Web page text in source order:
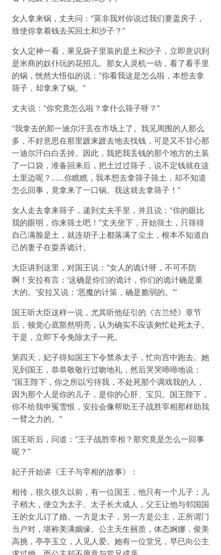
女人拿来锅，丈夫问：“莫非我对你说过我们要盖房子，
致使你拿着钱去买回土和沙子？”
女人定神一看，果见袋子里装的是土和沙子，立即意识到
是米商的奴仆玩的花招儿。那女人灵机一动，看了看手里
的锅，恍然大悟似的说：“你看我这是怎么啦，本想去拿
筛子，却拿来了锅。”
丈夫说：“你究竟怎么啦？拿什么筛子呀？”
“我拿去的那一迪尔汗丢在市场上了。我见周围的人那么
多，不好意思在那里踱来踱去地去找钱，可是又不甘心那
一迪尔汗白白丢掉。因此，我把我丢钱的那个地方的土装
了一口袋，准备回来后，把土过过筛子，说不定钱就在这
土里边呢？……你瞧瞧，我本想去拿筛子筛土，却不知道
怎么回事，竟拿来了一口锅。我这就去拿筛子！”
女人走去拿来筛子，递到丈夫手里，并且说：“你的眼比
我的眼明，你来筛土吧！”丈夫坐下，开始筛土，只筛得
自己满脸是土，就连胡子上都落满了尘土，根本不知道自
己的妻子在耍弄诡计。
大臣讲到这里，对国王说：“女人的诡计呀，不可不防
啊！安拉有言：‘这确是你们的诡计，你们的诡计确是重
大的。’安拉又说：‘恶魔的计策，确是脆弱的。’”
国王听大臣这样一说，尤其听他征引的《古兰经》章节
后，顿觉心底豁然明亮，认为确实不应该匆忙处死太子。
于是，立即下令免除太子一死。
第四天，妃子得知国王下令禁杀太子，忙向宫中跑去。她
见到国王，恭恭敬敬行过吻地礼，然后哭哭啼啼地说：
“国王陛下，你之所以亏待我，不处死那个调戏我的人，
因为那个人是你的儿子，是你的心肝、宝贝。国王陛下，
你不给我申冤雪恨，安拉会像帮助王子战胜宰相那样助我
一臂之力的。”
国王听后，问道：“王子战胜宰相？那究竟是怎么一回事
呢？”
妃子开始讲《王子与宰相的故事》：
相传，很久很久以前，有一位国王，他只有一个儿子；儿
子稍大，便立为太子。太子长大成人，父王让他与邻国国
王的女儿订了婚。一方是太子，另一方是公主，正所谓门
当户对，堪称美满姻缘。公主天生丽质，体态婀娜，俊美
高挑，亭亭玉立，人见人爱。她有一位堂兄，早已向公主